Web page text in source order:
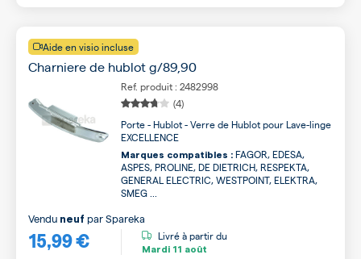
Aide en visio incluse
Charniere de hublot g/89,90
Ref. produit : 2482998
(4)
Porte - Hublot - Verre de Hublot pour Lave-linge
EXCELLENCE
Marques compatibles : FAGOR, EDESA,
ASPES, PROLINE, DE DIETRICH, RESPEKTA,
GENERAL ELECTRIC, WESTPOINT, ELEKTRA,
SMEG ...
15,99 €
Vendu neuf parSpareka
Livré à partir du
Mardi 11 août